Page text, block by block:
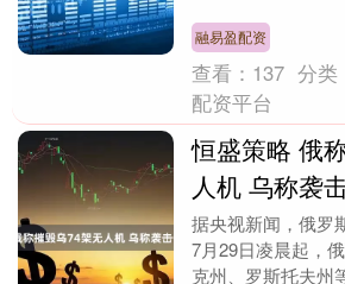
期....
融易盈配资
查看： 137 分类
配资平台
恒盛策略 俄
人机 乌称袭
据央视新闻，俄罗
7月29日凌晨起，
克州、罗斯托夫州